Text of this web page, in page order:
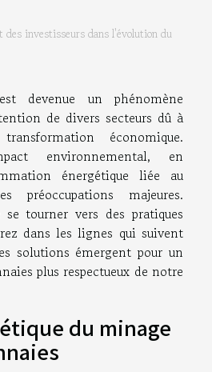
des investisseurs dans l'évolution du
devenue un phénomène
de divers secteurs dû à
économique.
environnemental, en
énergétique liée au
préoccupations majeures.
tourner vers des pratiques
dans les lignes qui suivent
solutions émergent pour un
plus respectueux de notre
du minage